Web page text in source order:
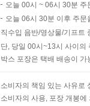
오늘 00시 ~ 06시 30분
오늘 06시 30분 이후 주
직수입 음반/영상물/기프트
단, 당일 00시~13시 사이의
박스 포장은 택배 배송이
소비자의 책임 있는 사유로
소비자의 사용, 포장 개봉